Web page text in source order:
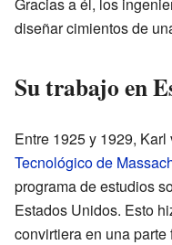
diseñar cimientos de
Su trabajo en
Entre 1925 y 1929,
Tecnológico de
programa de estudios
Estados Unidos. Esto
convirtiera en una